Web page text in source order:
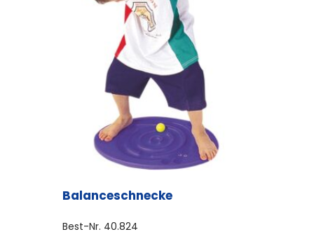
Balanceschnecke
Best-Nr. 40.824